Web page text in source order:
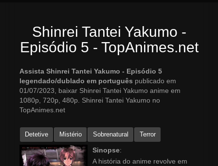
Shinrei Tantei Yakumo -
Episódio 5 - TopAnimes.net
Assista Shinrei Tantei Yakumo - Episódio 5
legendado/dublado em português publicado em
01/07/2023, baixar Shinrei Tantei Yakumo anime em
1080p, 720p, 480p. Shinrei Tantei Yakumo no
TopAnimes.net
Detetive Mistério Sobrenatural Terror
Sinopse:
A história do anime revolve em